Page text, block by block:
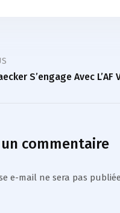
S’engage Avec L’AF
commentaire
e-mail ne sera pas